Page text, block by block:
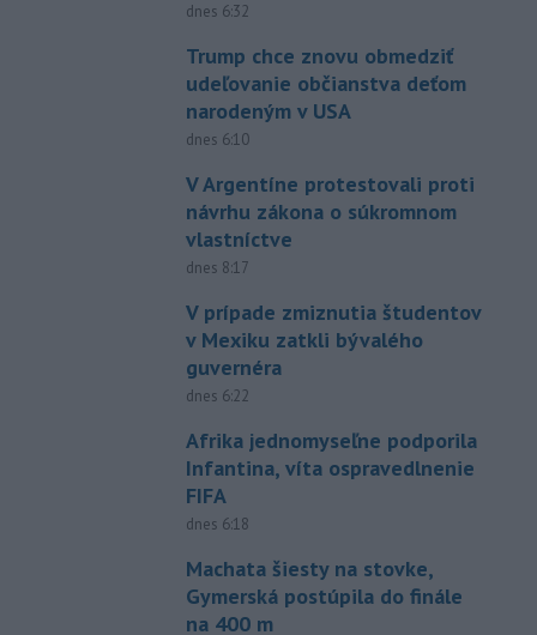
dnes 6:32
Trump chce znovu obmedziť
udeľovanie občianstva deťom
narodeným v USA
dnes 6:10
V Argentíne protestovali proti
návrhu zákona o súkromnom
vlastníctve
dnes 8:17
V prípade zmiznutia študentov
v Mexiku zatkli bývalého
guvernéra
dnes 6:22
Afrika jednomyseľne podporila
Infantina, víta ospravedlnenie
FIFA
dnes 6:18
Machata šiesty na stovke,
Gymerská postúpila do finále
na 400 m